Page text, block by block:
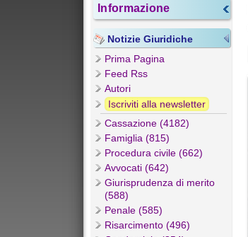
Informazione
Notizie Giuridiche
Prima Pagina
Feed Rss
Autori
Iscriviti alla newsletter
Cassazione (4182)
Famiglia (815)
Procedura civile (662)
Avvocati (642)
Giurisprudenza di merito
(588)
Penale (585)
Risarcimento (496)